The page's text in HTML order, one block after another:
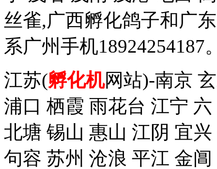
丝雀,广西孵化鸽子和广
系广州手机18924254187
江苏(孵化机网站)-南京
浦口 栖霞 雨花台 江宁
北塘 锡山 惠山 江阴 宜
句容 苏州 沧浪 平江 金